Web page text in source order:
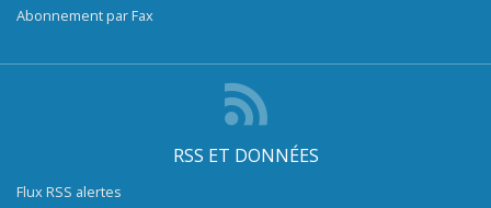
Abonnement par Fax
RSS ET DONNÉES
Flux RSS alertes